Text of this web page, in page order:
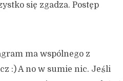
się zgadza. Postęp
ma wspólnego z
:) A no w sumie nic. Jeśli